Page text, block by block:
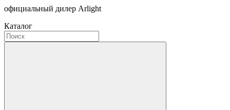
официальный дилер Arlight
Каталог